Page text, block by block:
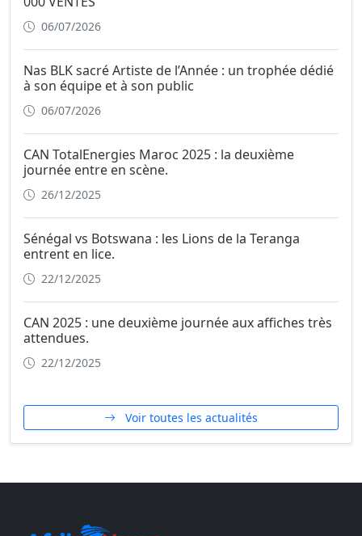
06/07/2026
Nas BLK sacré Artiste de l’Année : un trophée dédié
à son équipe et à son public
06/07/2026
CAN TotalEnergies Maroc 2025 : la deuxième
journée entre en scène.
26/12/2025
Sénégal vs Botswana : les Lions de la Teranga
entrent en lice.
22/12/2025
CAN 2025 : une deuxième journée aux affiches très
attendues.
22/12/2025
Voir toutes les actualités